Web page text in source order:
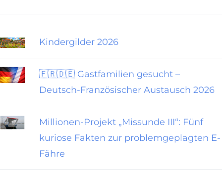
Kindergilder 2026
🇫🇷🇩🇪 Gastfamilien gesucht –
Deutsch-Französischer Austausch 2026
Millionen-Projekt „Missunde III“: Fünf
kuriose Fakten zur problemgeplagten E-
Fähre